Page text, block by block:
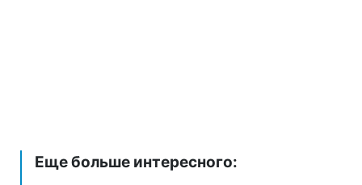
Еще больше интересного: